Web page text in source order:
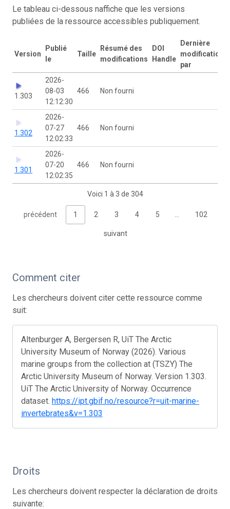
Le tableau ci-dessous naffiche que les versions
publiées de la ressource accessibles publiquement.
Version
Publié
le
Taille
Résumé des
modifications
DOI
Handle
Dernière
modification
par
1.303
2026-
08-03
12:12:30
466 Non fourni
1.302
2026-
07-27
12:02:33
466 Non fourni
1.301
2026-
07-20
12:02:35
466 Non fourni
Voici 1 à 3 de 304
précédent 1 2 3 4 5 102
suivant
Comment citer
Les chercheurs doivent citer cette ressource comme
suit:
Altenburger A, Bergersen R, UiT The Arctic
University Museum of Norway (2026). Various
marine groups from the collection at (TSZY) The
Arctic University Museum of Norway. Version 1.303.
UiT The Arctic University of Norway. Occurrence
dataset. https://ipt.gbif.no/resource?r=uit-marine-
invertebrates&v=1.303
Droits
Les chercheurs doivent respecter la déclaration de droits
suivante: